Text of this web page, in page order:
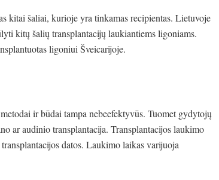
kitai šaliai, kurioje yra tinkamas recipientas. Lietuvoje
kitų šalių transplantacijų laukiantiems ligoniams.
ligoniui Šveicarijoje.
ir būdai tampa nebeefektyvūs. Tuomet gydytojų
ar audinio transplantacija. Transplantacijos laukimo
datos. Laukimo laikas varijuoja